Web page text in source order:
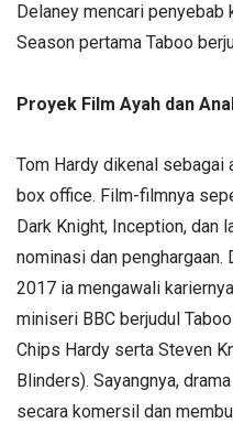
Delaney mencari penyebab
Season pertama Taboo
Proyek Film Ayah dan
Tom Hardy dikenal
box office. Film-filmnya
Dark Knight, Inception, dan
nominasi dan
2017 ia mengawali
miniseri BBC berjudul
Chips Hardy serta Steven
Blinders). Sayangnya,
secara komersil dan